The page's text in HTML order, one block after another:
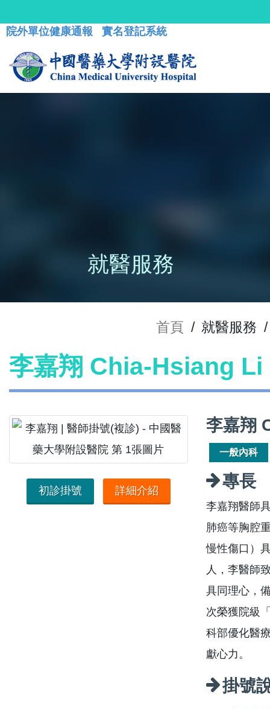
院外單位健康通報 實名登記系統
就醫服務
首頁 / 就醫服務 /
李嘉翔 Chia-Hsiang Li
初診掛號 詳細介紹
李嘉翔
一般內科
專長
李嘉翔醫師
肺癌等胸腔
慢性傷口）
人，李醫師
具同理心，
次榮獲院級
科部優化醫
獻心力。
掛號